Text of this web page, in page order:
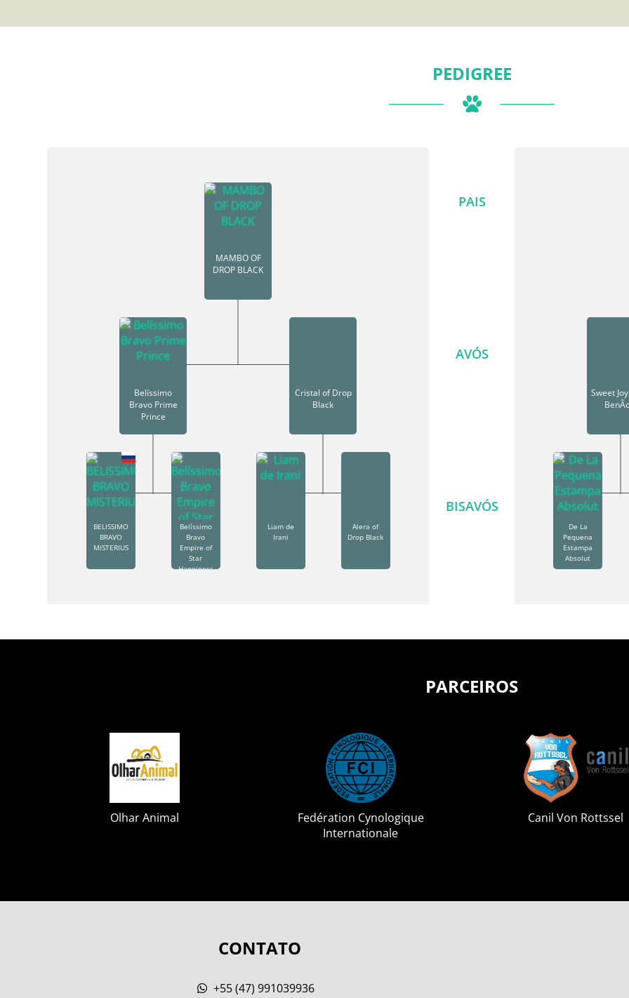
PEDIGREE
MAMBO OF
DROP BLACK
Belíssimo
Bravo Prime
Prince
Cristal of Drop
Black
BELISSIMO
BRAVO
MISTERIUS
Belíssimo
Bravo
Empire of
Star
Happiness
Liam de
Irani
Alera of
Drop Black
PAIS
AVÓS
BISAVÓS
Sweet
De La
Pequena
Estampa
Absolut
PARCEIROS
Olhar Animal
Fedération Cynologique
Internationale
Canil Von Rottssel
CONTATO
+55 (47) 991039936